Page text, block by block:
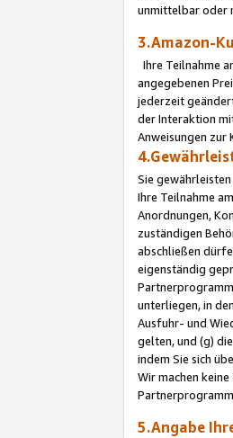
unmittelbar oder
3.Amazon-
Ihre Teilnahme
angegebenen
jederzeit
der Interaktion
Anweisungen
Sie
Ihre Teilnahme
Anordnungen,
zuständigen
abschließen
eigenständig
unterliegen, in
Ausfuhr- und
gelten, und (g)
indem Sie sich
Wir machen
5.Angabe